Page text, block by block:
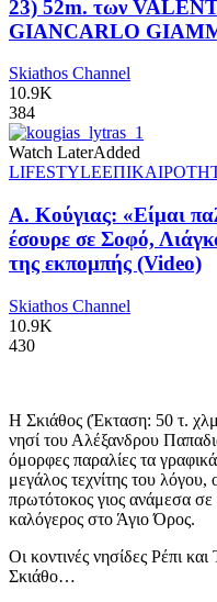
23) 52m. των
GIANCARLO
Skiathos Channel
10.9K
384
Watch LaterAdded
LIFESTYLE
Α. Κούγιας: «Είμαι
έσουρε σε Σοφό,
της εκπομπής (Video)
Skiathos Channel
10.9K
430
Η Σκιάθος (Έκταση: 50 τ.
νησί του Αλέξανδρου
όμορφες παραλίες τα
μεγάλος τεχνίτης του
πρωτότοκος γιος ανάμεσα
καλόγερος στο Άγιο Όρος.
Οι κοντινές νησίδες Ρέπι
Σκιάθο…